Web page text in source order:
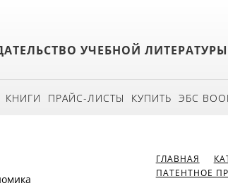
УЧЕБНОЙ ЛИТЕРАТУРЫ
КНИГИ ПРАЙС-ЛИСТЫ КУПИТЬ ЭБС
ГЛАВНАЯ
ПАТЕНТНОЕ